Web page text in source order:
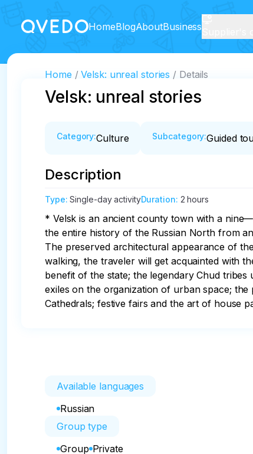
HomeBlogAboutBusiness
Home Velsk: unreal stories Details
Velsk: unreal stories
Category:Culture Subcategory:Guided
Description
Type:Single-day activityDuration: 2 hours
* Velsk is an ancient county town with a
the entire history of the Russian North from
The preserved architectural appearance of
walking, the traveler will get acquainted with
benefit of the state; the legendary Chud
exiles on the organization of urban space;
Cathedrals; festive fairs and the art of house
Available languages
Russian
Group type
Group Private